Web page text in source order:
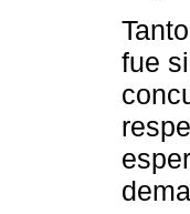
fue